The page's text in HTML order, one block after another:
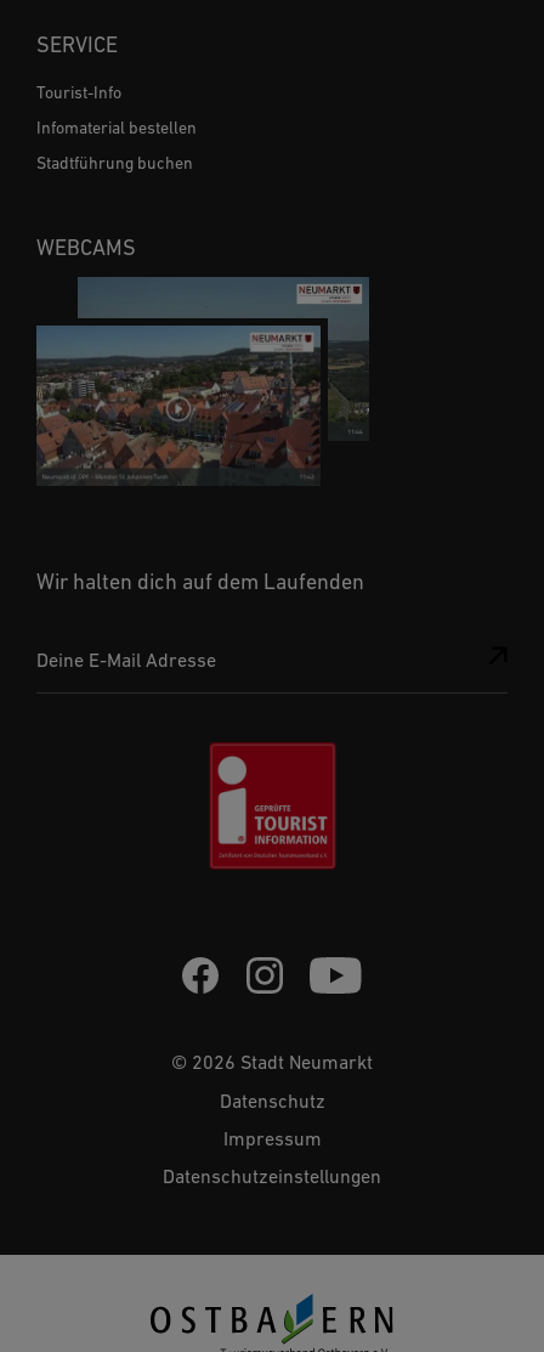
Wir halten dich auf dem Laufenden
Deine E-Mail Adresse
SERVICE
Tourist-Info
Infomaterial bestellen
Stadtführung buchen
WEBCAMS
© 2026 Stadt Neumarkt
Datenschutz
Impressum
Datenschutzeinstellungen